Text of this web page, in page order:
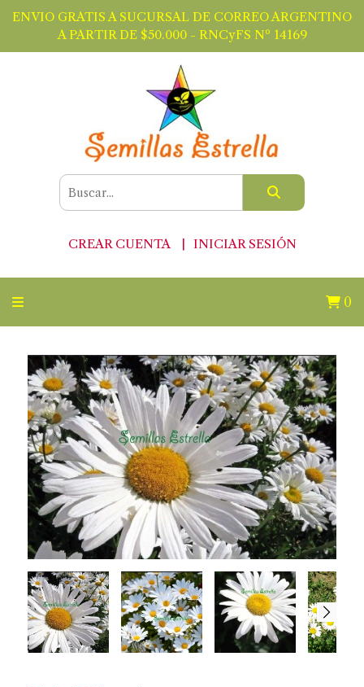
ENVIO GRATIS A SUCURSAL DE CORREO ARGENTINO
A PARTIR DE $50.000 - RNCyFS Nº 14169
CREAR CUENTA INICIAR SESIÓN
0